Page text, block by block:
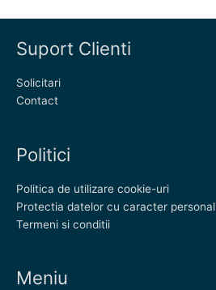
Suport Clienti
Solicitari
Contact
Politici
Politica de utilizare cookie-uri
Protectia datelor cu caracter personal
Termeni si conditii
Meniu